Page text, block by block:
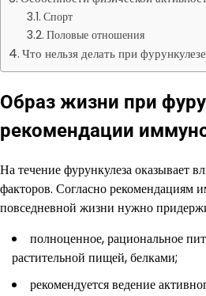
Спорт
Половые отношения
Что нельзя делать при фурункулезе
Образ жизни при
рекомендации
На течение фурункулеза оказывает
факторов. Согласно рекомендациям
повседневной жизни нужно
полноценное, рациональное
растительной пищей, белками;
рекомендуется ведение